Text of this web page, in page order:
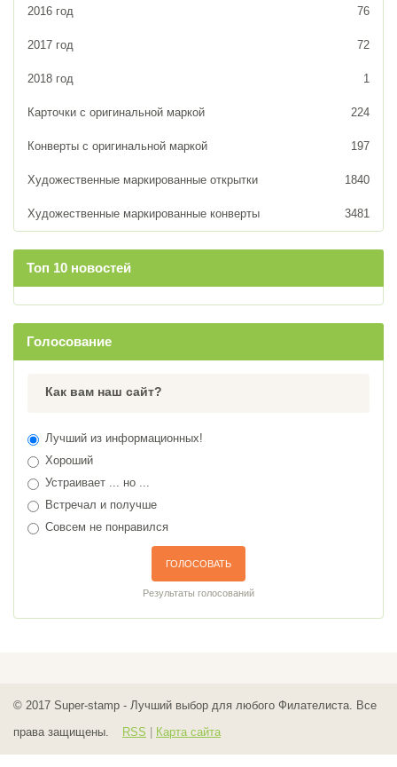
2016 год 76
2017 год 72
2018 год 1
Карточки с оригинальной маркой 224
Конверты с оригинальной маркой 197
Художественные маркированные открытки 1840
Художественные маркированные конверты 3481
Топ 10 новостей
Голосование
Как вам наш сайт?
Лучший из информационных!
Хороший
Устраивает ... но ...
Встречал и получше
Совсем не понравился
ГОЛОСОВАТЬ
Результаты голосований
© 2017 Super-stamp - Лучший выбор для любого Филателиста. Все
права защищены.
RSS Карта сайта